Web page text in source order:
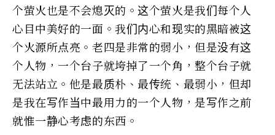
个萤火也是不会熄灭的。这个萤火是我们每个人
心目中美好的一面。我们内心和现实的黑暗被这
个火源所点亮。老四是非常的弱小，但是没有这
个人物，一个台子就垮掉了一个角，整个台子就
无法站立。他是最质朴、最传统、最弱小，但却
是我在写作当中最用力的一个人物，是写作之前
就惟一静心考虑的东西。